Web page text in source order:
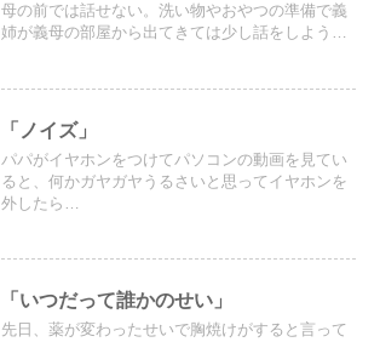
母の前では話せない。洗い物やおやつの準備で義
姉が義母の部屋から出てきては少し話をしようと
「ノイズ」
パパがイヤホンをつけてパソコンの動画を見てい
ると、何かガヤガヤうるさいと思ってイヤホンを
外したら…
「いつだって誰かのせい」
先日、薬が変わったせいで胸焼けがすると言って